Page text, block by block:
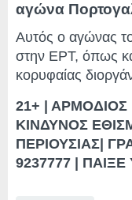
αγώνα
Αυτός ο αγώνας
στην ΕΡΤ, όπως
κορυφαίας
21+ | ΑΡΜΟΔΙΟΣ
ΚΙΝΔΥΝΟΣ
ΠΕΡΙΟΥΣΙΑΣ|
9237777 |